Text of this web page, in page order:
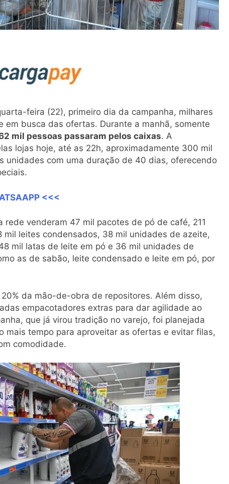
feira (22), primeiro dia da campanha, milhares
busca das ofertas. Durante a manhã, somente
mil pessoas passaram pelos caixas. A
lojas hoje, até as 22h, aproximadamente 300 mil
unidades com uma duração de 40 dias, oferecendo
<<<
rede venderam 47 mil pacotes de pó de café, 211
mil leites condensados, 38 mil unidades de azeite,
mil latas de leite em pó e 36 mil unidades de
as de sabão, leite condensado e leite em pó, por
da mão-de-obra de repositores. Além disso,
empacotadores extras para dar agilidade ao
que já virou tradição no varejo, foi planejada
mais tempo para aproveitar as ofertas e evitar filas,
comodidade.